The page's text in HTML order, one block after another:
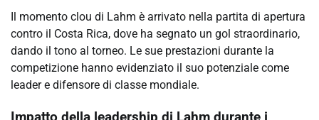
Il momento clou di Lahm è arrivato nella partita di apertura
contro il Costa Rica, dove ha segnato un gol straordinario,
dando il tono al torneo. Le sue prestazioni durante la
competizione hanno evidenziato il suo potenziale come
leader e difensore di classe mondiale.